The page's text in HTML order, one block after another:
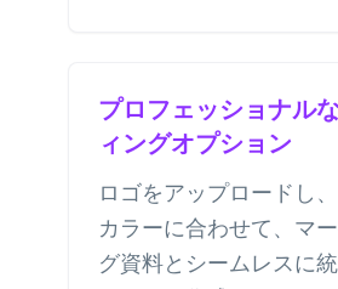
プロフェッショナル
ィングオプション
ロゴをアップロードし
カラーに合わせて、マ
グ資料とシームレスに